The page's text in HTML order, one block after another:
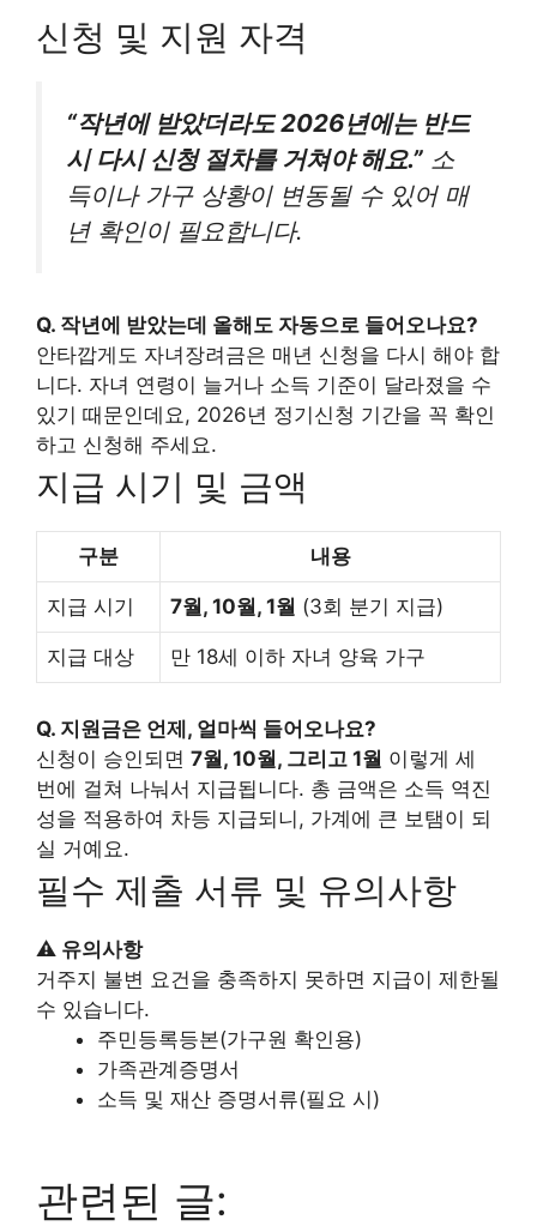
신청 및 지원 자격
“작년에 받았더라도 2026년에는 반드
시 다시 신청 절차를 거쳐야 해요.” 소
득이나 가구 상황이 변동될 수 있어 매
년 확인이 필요합니다.
Q. 작년에 받았는데 올해도 자동으로 들어오나요?
안타깝게도 자녀장려금은 매년 신청을 다시 해야 합
니다. 자녀 연령이 늘거나 소득 기준이 달라졌을 수
있기 때문인데요, 2026년 정기신청 기간을 꼭 확인
하고 신청해 주세요.
지급 시기 및 금액
구분 내용
지급 시기 7월, 10월, 1월 (3회 분기 지급)
지급 대상 만 18세 이하 자녀 양육 가구
Q. 지원금은 언제, 얼마씩 들어오나요?
신청이 승인되면 7월, 10월, 그리고 1월 이렇게 세
번에 걸쳐 나눠서 지급됩니다. 총 금액은 소득 역진
성을 적용하여 차등 지급되니, 가계에 큰 보탬이 되
실 거예요.
필수 제출 서류 및 유의사항
⚠️ 유의사항
거주지 불변 요건을 충족하지 못하면 지급이 제한될
수 있습니다.
주민등록등본(가구원 확인용)
가족관계증명서
소득 및 재산 증명서류(필요 시)
관련된 글: